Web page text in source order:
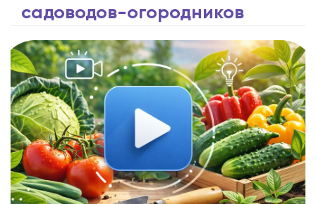
садоводов-огородников